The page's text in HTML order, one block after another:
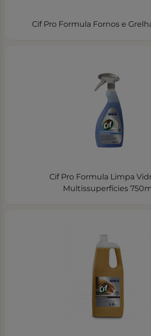
Cif Pro Formula Fornos e
Cif Pro Formula Limpa
Multissuperfícies